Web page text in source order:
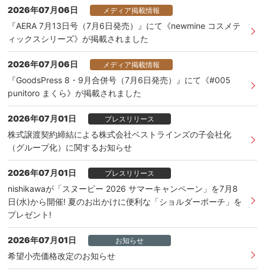
2026年07月06日 メディア掲載情報
『AERA 7月13日号（7月6日発売）』にて《newmine コスメテ
ィックスシリーズ》が掲載されました
2026年07月06日 メディア掲載情報
『GoodsPress 8・9月合併号（7月6日発売）』にて《#005
punitoro まくら》が掲載されました
2026年07月01日 プレスリリース
株式譲渡契約締結による株式会社ベストラインズの子会社化
（グループ化）に関するお知らせ
2026年07月01日 プレスリリース
nishikawaが「スヌーピー 2026 サマーキャンペーン」を7月8
日(水)から開催! 夏のお出かけに便利な「ショルダーポーチ」を
プレゼント!
2026年07月01日 お知らせ
希望小売価格改定のお知らせ